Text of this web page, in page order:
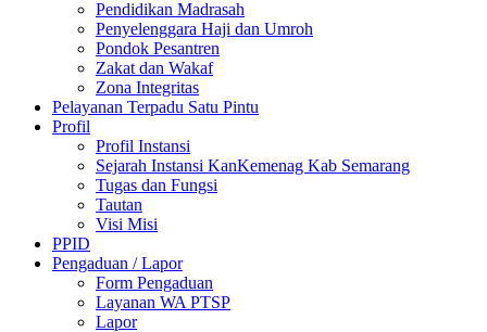
Pendidikan Madrasah
Penyelenggara Haji dan Umroh
Pondok Pesantren
Zakat dan Wakaf
Zona Integritas
Pelayanan Terpadu Satu Pintu
Profil
Profil Instansi
Sejarah Instansi KanKemenag Kab Semarang
Tugas dan Fungsi
Tautan
Visi Misi
PPID
Pengaduan / Lapor
Form Pengaduan
Layanan WA PTSP
Lapor